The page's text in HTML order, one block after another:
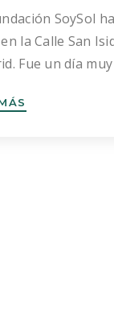
SoySol
la Calle San
Fue un día
de